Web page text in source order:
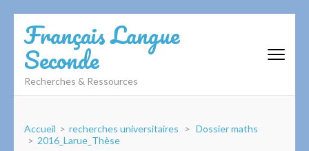
au
contenu
(Pressez
Entrée)
Français Langue
Seconde
Recherches & Ressources
Accueil > recherches universitaires > Dossier maths
> 2016_Larue_Thèse